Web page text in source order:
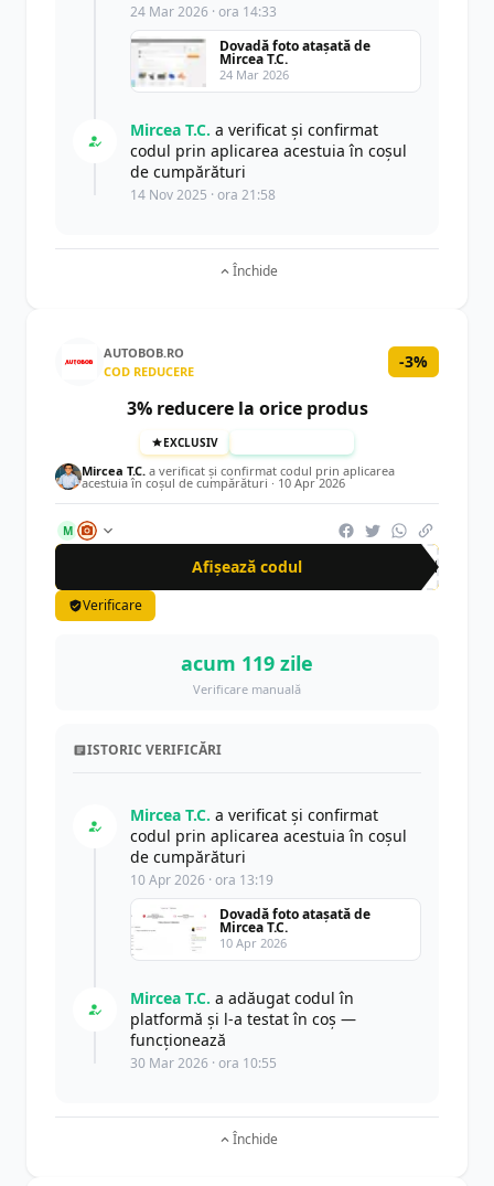
24 Mar 2026 · ora 14:33
Dovadă foto atașată de
Mircea T.C.
24 Mar 2026
Mircea T.C. a verificat și confirmat
codul prin aplicarea acestuia în coșul
de cumpărături
14 Nov 2025 · ora 21:58
Închide
AUTOBOB.RO
COD REDUCERE
-3%
3% reducere la orice produs
EXCLUSIV
Mircea T.C. a verificat și confirmat codul prin aplicarea
acestuia în coșul de cumpărături · 10 Apr 2026
M
Afișează codul CRN
Verificare
acum 119 zile
Verificare manuală
ISTORIC VERIFICĂRI
Mircea T.C. a verificat și confirmat
codul prin aplicarea acestuia în coșul
de cumpărături
10 Apr 2026 · ora 13:19
Dovadă foto atașată de
Mircea T.C.
10 Apr 2026
Mircea T.C. a adăugat codul în
platformă și l-a testat în coș —
funcționează
30 Mar 2026 · ora 10:55
Închide